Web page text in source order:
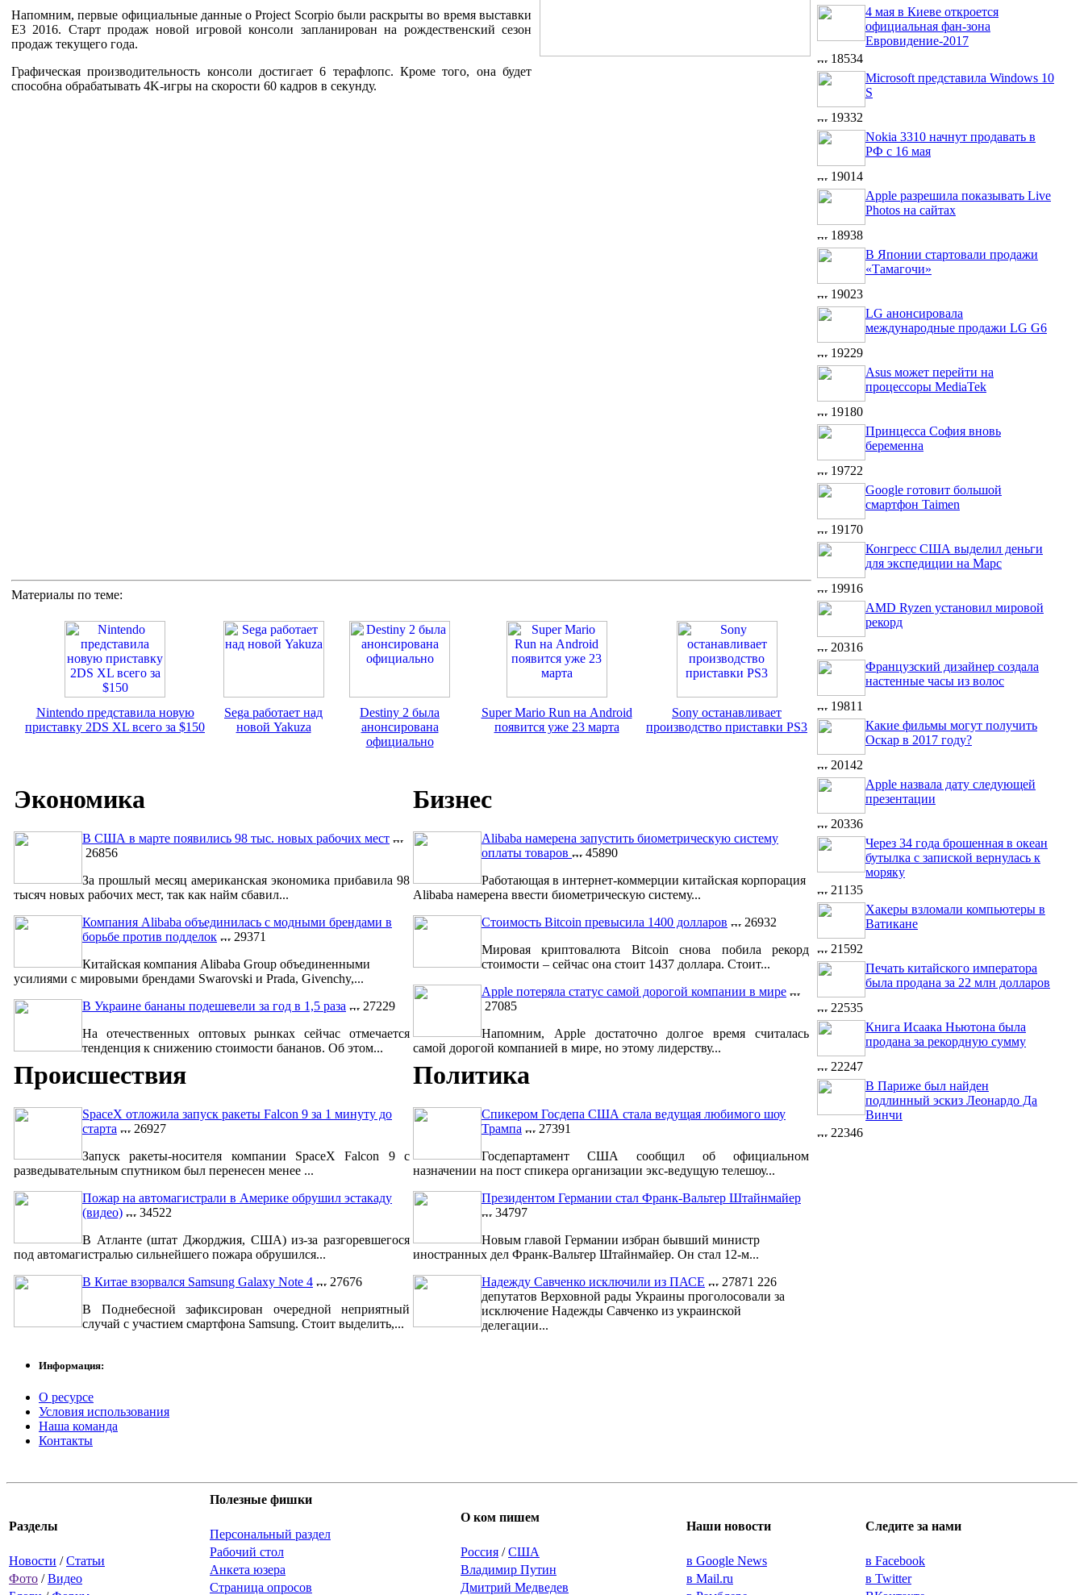
Напомним, первые официальные данные о Project Scorpio были раскрыты во время выставки
E3 2016. Старт продаж новой игровой консоли запланирован на рождественский сезон
продаж текущего года.
Графическая производительность консоли достигает 6 терафлопс. Кроме того, она будет
способна обрабатывать 4K-игры на скорости 60 кадров в секунду.
Материалы по теме:
Nintendo представила новую
приставку 2DS XL всего за $150
Sega работает над
новой Yakuza
Destiny 2 была
анонсирована
официально
Super Mario Run на Android
появится уже 23 марта
Sony останавливает
производство приставки PS3
Экономика
В США в марте появились 98 тыс. новых рабочих мест
26856
За прошлый месяц американская экономика прибавила 98
тысяч новых рабочих мест, так как найм сбавил...
Компания Alibaba объединилась с модными брендами в
борьбе против подделок
29371
Китайская компания Alibaba Group объединенными
усилиями с мировыми брендами Swarovski и Prada, Givenchy,...
В Украине бананы подешевели за год в 1,5 раза
27229
На отечественных оптовых рынках сейчас отмечается
тенденция к снижению стоимости бананов. Об этом...
Бизнес
Alibaba намерена запустить биометрическую систему
оплаты товаров
45890
Работающая в интернет-коммерции китайская корпорация
Alibaba намерена ввести биометрическую систему...
Стоимость Bitcoin превысила 1400 долларов
26932
Мировая криптовалюта Bitcoin снова побила рекорд
стоимости – сейчас она стоит 1437 доллара. Стоит...
Apple потеряла статус самой дорогой компании в мире
27085
Напомним, Apple достаточно долгое время считалась
самой дорогой компанией в мире, но этому лидерству...
Происшествия
SpaceX отложила запуск ракеты Falcon 9 за 1 минуту до
старта
26927
Запуск ракеты-носителя компании SpaceX Falcon 9 с
разведывательным спутником был перенесен менее ...
Пожар на автомагистрали в Америке обрушил эстакаду
(видео)
34522
В Атланте (штат Джорджия, США) из-за разгоревшегося
под автомагистралью сильнейшего пожара обрушился...
В Китае взорвался Samsung Galaxy Note 4
27676
В Поднебесной зафиксирован очередной неприятный
случай с участием смартфона Samsung. Стоит выделить,...
Политика
Спикером Госдепа США стала ведущая любимого шоу
Трампа
27391
Госдепартамент США сообщил об официальном
назначении на пост спикера организации экс-ведущую телешоу...
Президентом Германии стал Франк-Вальтер Штайнмайер
34797
Новым главой Германии избран бывший министр
иностранных дел Франк-Вальтер Штайнмайер. Он стал 12-м...
Надежду Савченко исключили из ПАСЕ
27871 226
депутатов Верховной рады Украины проголосовали за
исключение Надежды Савченко из украинской
делегации...
4 мая в Киеве откроется
официальная фан-зона
Евровидение-2017
18534
Microsoft представила Windows 10
S
19332
Nokia 3310 начнут продавать в
РФ с 16 мая
19014
Apple разрешила показывать Live
Photos на сайтах
18938
В Японии стартовали продажи
«Тамагочи»
19023
LG анонсировала
международные продажи LG G6
19229
Asus может перейти на
процессоры MediaTek
19180
Принцесса София вновь
беременна
19722
Google готовит большой
смартфон Taimen
19170
Конгресс США выделил деньги
для экспедиции на Марс
19916
AMD Ryzen установил мировой
рекорд
20316
Французский дизайнер создала
настенные часы из волос
19811
Какие фильмы могут получить
Оскар в 2017 году?
20142
Apple назвала дату следующей
презентации
20336
Через 34 года брошенная в океан
бутылка с запиской вернулась к
моряку
21135
Хакеры взломали компьютеры в
Ватикане
21592
Печать китайского императора
была продана за 22 млн долларов
22535
Книга Исаака Ньютона была
продана за рекордную сумму
22247
В Париже был найден
подлинный эскиз Леонардо Да
Винчи
22346
Информация:
О ресурсе
Условия использования
Наша команда
Контакты
Разделы
Новости /Статьи
Фото /Видео
Полезные фишки
Персональный раздел
Рабочий стол
Анкета юзера
Страница опросов
О ком пишем
Россия /США
Владимир Путин
Дмитрий Медведев
Наши новости
в Google News
в Mail.ru
Следите за нами
в Facebook
в Twitter